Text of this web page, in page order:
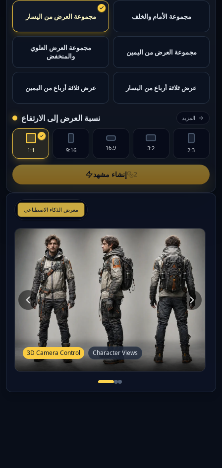
مجموعة العرض من اليسار مجموعة الأمام والخلف
مجموعة العرض العلوي
والمنخفض
مجموعة العرض من اليمين
عرض ثلاثة أرباع من اليمين عرض ثلاثة أرباع من اليسار
نسبة العرض إلى الارتفاع المزيد
1:1 9:16 16:9 3:2 2:3
إنشاء مشهد 2
معرض الذكاء الاصطناعي
3D Camera Control Character Views